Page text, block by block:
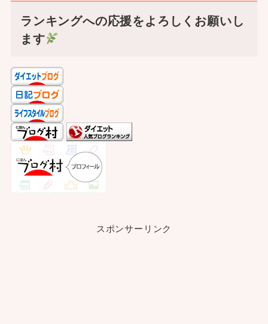
ランキングへの応援をよろしくお願いし
ます
スポンサーリンク